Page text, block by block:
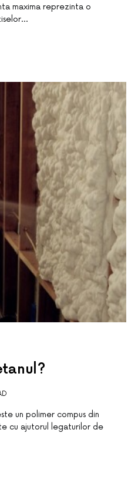
maxima reprezinta o
un polimer compus din
cu ajutorul legaturilor de